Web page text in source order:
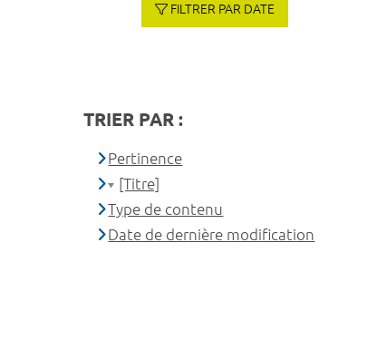
FILTRER PAR DATE
TRIER PAR :
Pertinence
[Titre]
Type de contenu
Date de dernière modification